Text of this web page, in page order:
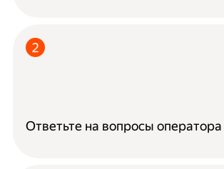
Ответьте на вопросы оператора